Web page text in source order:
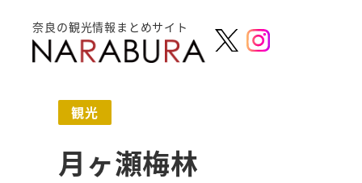
奈良の観光情報まとめサイト
観光
月ヶ瀬梅林